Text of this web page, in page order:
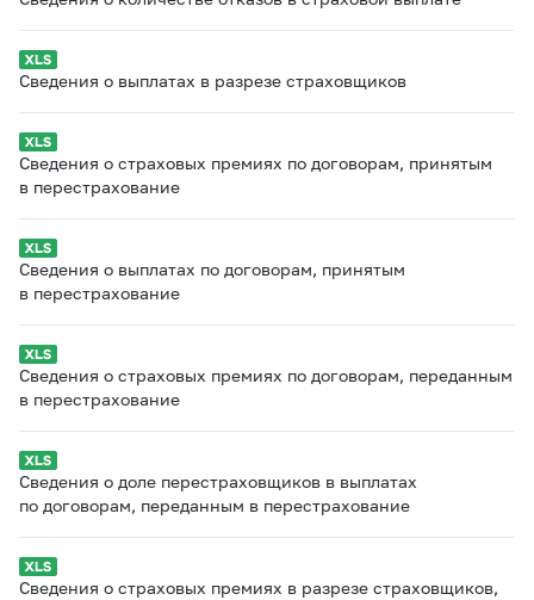
Сведения о выплатах в разрезе страховщиков
Сведения о страховых премиях по договорам, принятым
в перестрахование
Сведения о выплатах по договорам, принятым
в перестрахование
Сведения о страховых премиях по договорам, переданным
в перестрахование
Сведения о доле перестраховщиков в выплатах
по договорам, переданным в перестрахование
Сведения о страховых премиях в разрезе страховщиков,